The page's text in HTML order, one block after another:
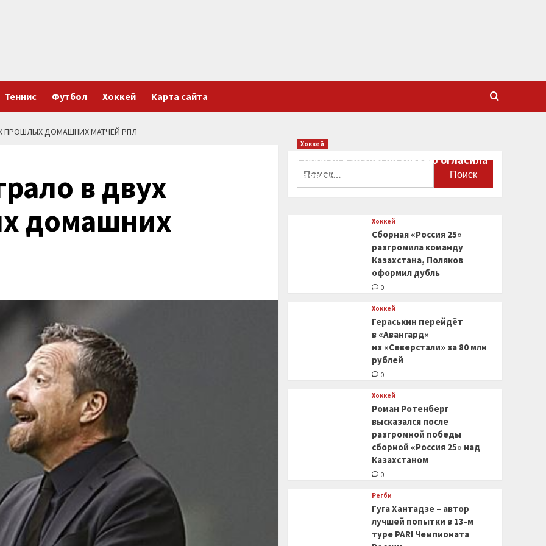
Теннис Футбол Хоккей Карта сайта
ПРОШЛЫХ ДОМАШНИХ МАТЧЕЙ РПЛ
в двух
домашних
Хоккей
Сборная Канады по хоккею огласила
заявку на чемпионат мира
Хоккей
Сборная «Россия 25»
разгромила команду
Казахстана, Поляков
оформил дубль
0
Хоккей
Гераськин перейдёт
в «Авангард»
из «Северстали» за 80 млн
рублей
0
Хоккей
Роман Ротенберг
высказался после
разгромной победы
сборной «Россия 25» над
Казахстаном
0
Регби
Гуга Хантадзе – автор
лучшей попытки в 13-м
туре PARI Чемпионата